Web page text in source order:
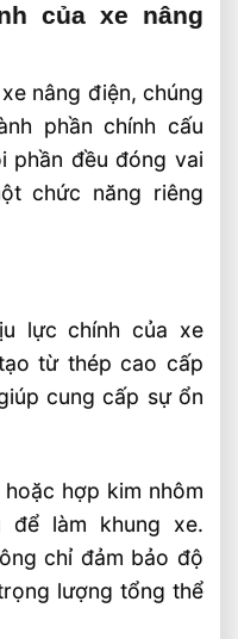
của xe nâng
nâng điện, chúng
phần chính cấu
phần đều đóng vai
chức năng riêng
lực chính của xe
từ thép cao cấp
cung cấp sự ổn
hợp kim nhôm
để làm khung xe.
chỉ đảm bảo độ
lượng tổng thể